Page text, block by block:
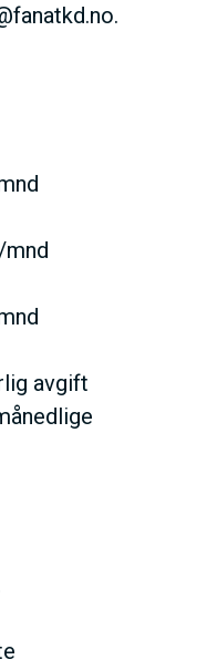
avgift